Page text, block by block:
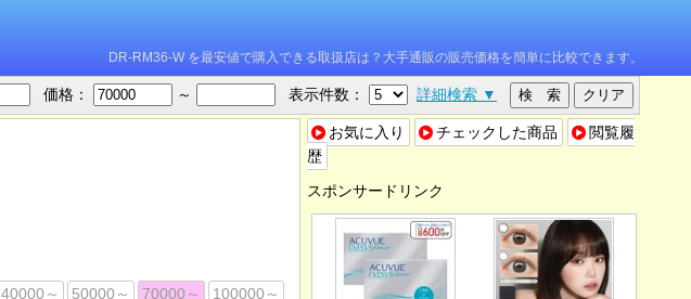
DR-RM36-W を最安値で購入できる取扱店は？大手通販の販売価格を簡単に比較できます。
価格： ～ 表示件数： 詳細検索 ▼
お気に入り チェックした商品
閲覧履
歴
スポンサードリンク
40000～ 50000～ 70000～ 100000～